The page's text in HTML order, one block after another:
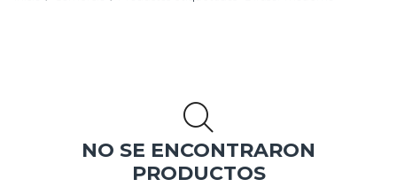
NO SE ENCONTRARON
PRODUCTOS